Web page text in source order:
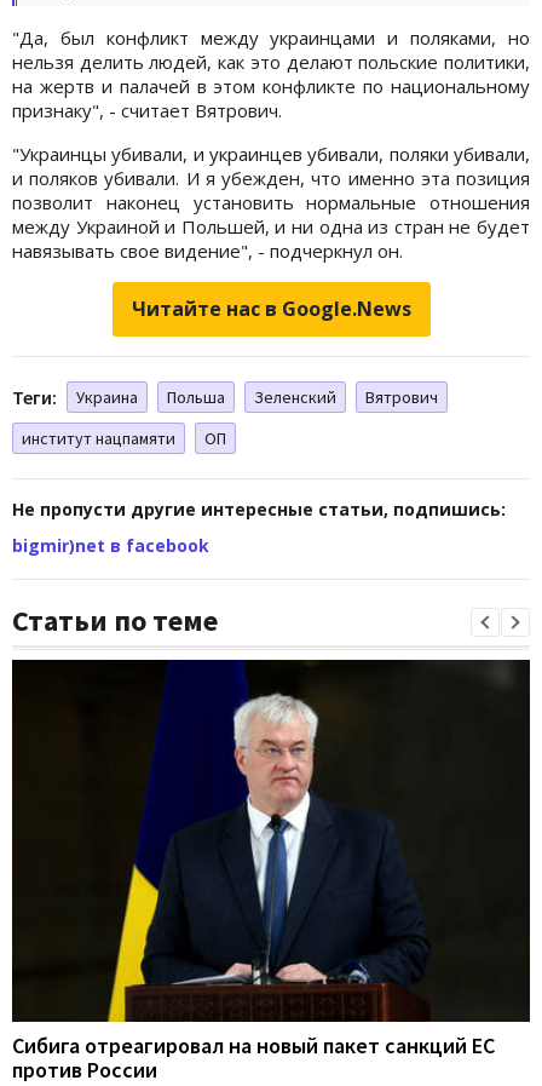
"Да, был конфликт между украинцами и поляками, но
нельзя делить людей, как это делают польские политики,
на жертв и палачей в этом конфликте по национальному
признаку", - считает Вятрович.
"Украинцы убивали, и украинцев убивали, поляки убивали,
и поляков убивали. И я убежден, что именно эта позиция
позволит наконец установить нормальные отношения
между Украиной и Польшей, и ни одна из стран не будет
навязывать свое видение", - подчеркнул он.
Читайте нас в Google.News
Теги: Украина Польша Зеленский
Вятрович
институт нацпамяти
ОП
Не пропусти другие интересные статьи, подпишись:
bigmir)net в facebook
Статьи по теме
Сибига отреагировал на новый пакет санкций ЕС
против России